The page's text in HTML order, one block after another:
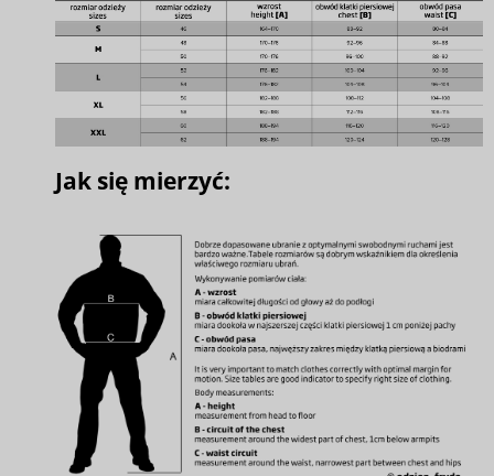
Jak się mierzyć: